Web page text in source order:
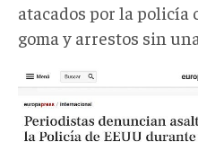
atacados por la policía
goma y arrestos sin